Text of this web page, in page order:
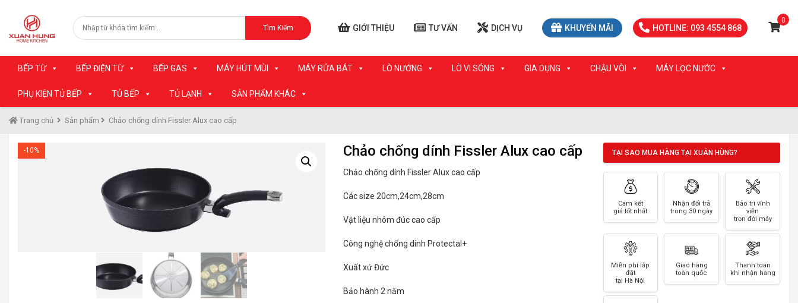
Tìm Kiếm GIỚI THIỆU TƯ VẤN DỊCH VỤ KHUYẾN MÃI HOTLINE: 093 4554 868
0
BẾP TỪ BẾP ĐIỆN TỪ BẾP GAS MÁY HÚT MÙI MÁY RỬA BÁT LÒ NƯỚNG LÒ VI SÓNG GIA DỤNG CHẬU VÒI MÁY LỌC NƯỚC
PHỤ KIỆN TỦ BẾP TỦ BẾP TỦ LẠNH SẢN PHẨM KHÁC
Trang chủ Sản phẩm Chảo chống dính Fissler Alux cao cấp
-10% Chảo chống dính Fissler Alux cao cấp
Chảo chống dính Fissler Alux cao cấp
Các size 20cm,24cm,28cm
Vật liệu nhôm đúc cao cấp
Công nghệ chống dính Protectal+
Xuất xứ Đức
Bảo hành 2 năm
TẠI SAO MUA HÀNG TẠI XUÂN HÙNG?
Cam kết
giá tốt nhất
Nhận đổi trả
trong 30 ngày
Bảo trì vĩnh
viễn
trọn đời máy
Miễn phí lắp
đặt
tại Hà Nội
Giao hàng
toàn quốc
Thanh toán
khi nhận hàng